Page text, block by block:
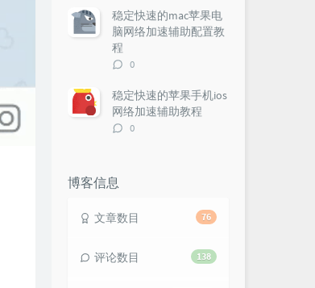
数：
稳定快速的mac苹果电
脑网络加速辅助配置教
程
评
数：
0
稳定快速的苹果手机ios
网络加速辅助教程
评
0
博客信息
76
文章数目
138
评论数目